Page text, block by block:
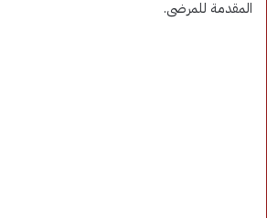
المقدمة للمرضى.